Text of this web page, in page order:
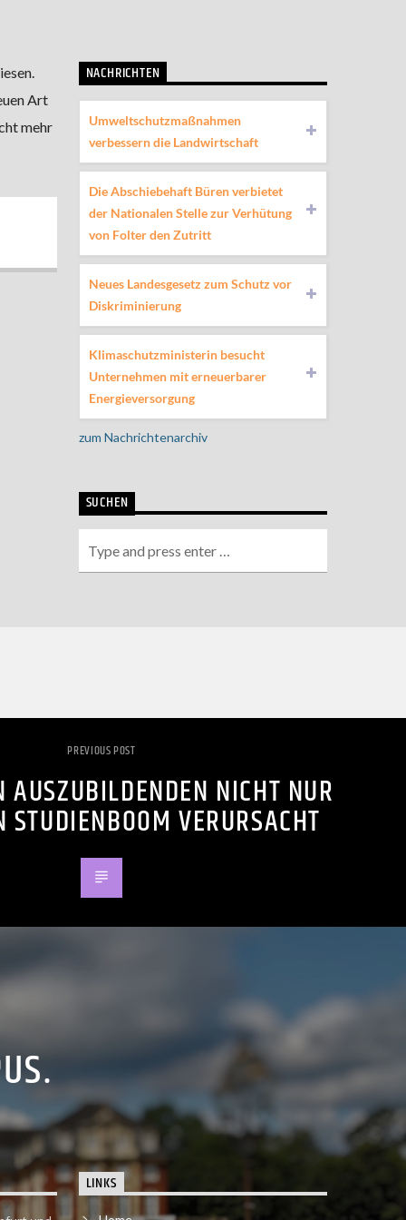
Art
mehr
NACHRICHTEN
Umweltschutzmaßnahmen
verbessern die Landwirtschaft
Die Abschiebehaft Büren verbietet
der Nationalen Stelle zur Verhütung
von Folter den Zutritt
Neues Landesgesetz zum Schutz vor
Diskriminierung
Klimaschutzministerin besucht
Unternehmen mit erneuerbarer
Energieversorgung
zum Nachrichtenarchiv
SUCHEN
PREVIOUS POST
NICHT NUR
STUDIENBOOM VERURSACHT
LINKS